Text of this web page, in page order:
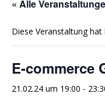
« Alle
Diese Veranstaltung
E-commerce
21.02.24 um 19:00 -